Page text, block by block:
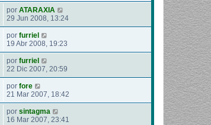
por ATARAXIA
29 Jun 2008, 13:24
por furriel
19 Abr 2008, 19:23
por furriel
22 Dic 2007, 20:59
por fore
21 Mar 2007, 18:42
por sintagma
16 Mar 2007, 23:41